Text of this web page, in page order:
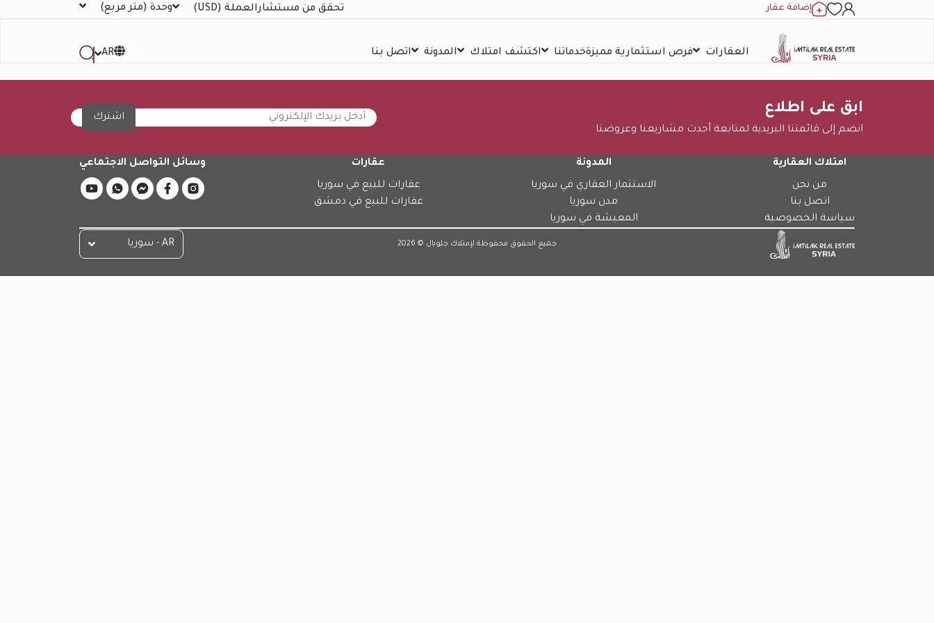
إضافة عقار تحقق من مستشارالعملة (USD) وحدة (متر مربع)
العقارات فرص استثمارية مميزةخدماتنا اكتشف امتلاك المدونة اتصل بنا AR
ابق على اطلاع
انضم إلى قائمتنا البريدية لمتابعة أحدث مشاريعنا وعروضنا
اشترك
امتلاك العقارية
من نحن
اتصل بنا
سياسة الخصوصية
المدونة
الاستثمار العقاري في سوريا
مدن سوريا
المعيشة في سوريا
عقارات
عقارات للبيع في سوريا
عقارات للبيع في دمشق
وسائل التواصل الاجتماعي
جميع الحقوق محفوظة لإمتلاك جلوبال © 2026 AR - سوريا